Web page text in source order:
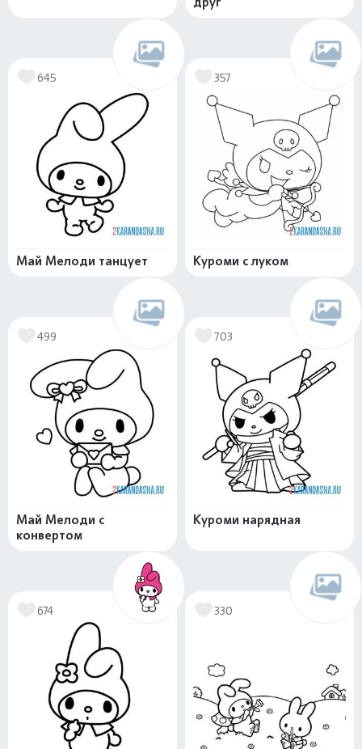
645
Май Мелоди танцует
357
Куроми с луком
499
Май Мелоди с
конвертом
703
Куроми нарядная
674 330